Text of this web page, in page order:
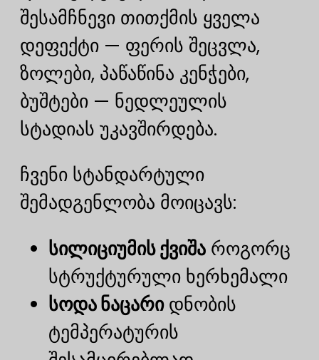
შესამჩნევი თითქმის ყველა
დეფექტი — ფერის შეცვლა,
ზოლები, პაწაწინა კენჭები,
ბუშტები — ნედლეულის
სტადიას უკავშირდება.
ჩვენი სტანდარტული
შემადგენლობა მოიცავს:
სილიციუმის ქვიშა როგორც
სტრუქტურული ხერხემალი
სოდა ნაცარიდნობის
ტემპერატურის